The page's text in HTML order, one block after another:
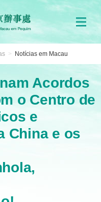
> Notícias em Macau
Acordos
o Centro de
e
China e os